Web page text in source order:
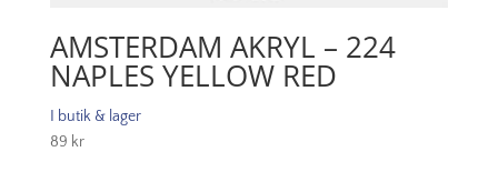
AMSTERDAM AKRYL – 224
NAPLES YELLOW RED
I butik & lager
89 kr